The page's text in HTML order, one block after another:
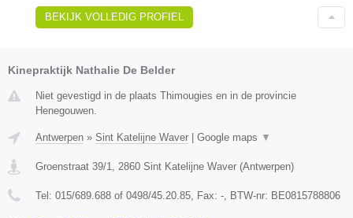
BEKIJK VOLLEDIG PROFIEL
Kinepraktijk Nathalie De Belder
Niet gevestigd in de plaats Thimougies en in de provincie
Henegouwen.
Antwerpen » Sint Katelijne Waver Google maps ▼
Groenstraat 39/1, 2860 Sint Katelijne Waver (Antwerpen)
Tel: 015/689.688 of 0498/45.20.85, Fax: -, BTW-nr: BE0815788806